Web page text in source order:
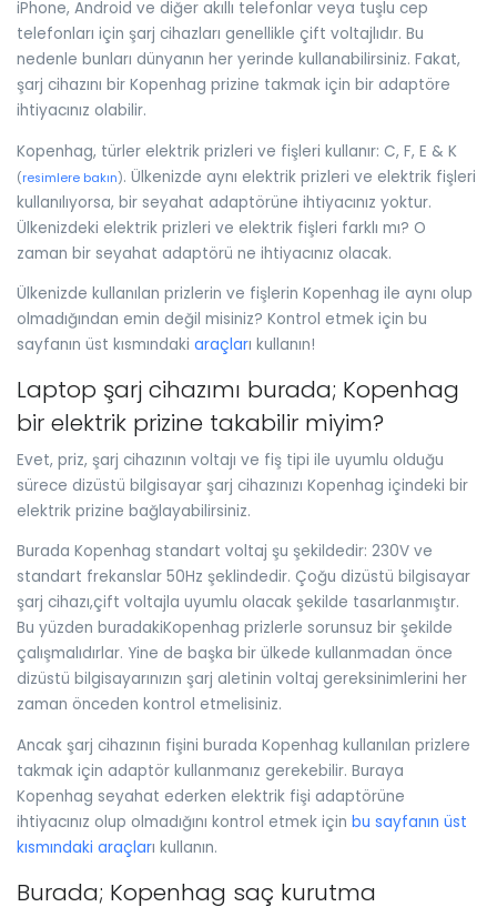
iPhone, Android ve diğer akıllı telefonlar veya tuşlu cep
telefonları için şarj cihazları genellikle çift voltajlıdır. Bu
nedenle bunları dünyanın her yerinde kullanabilirsiniz. Fakat,
şarj cihazını bir Kopenhag prizine takmak için bir adaptöre
ihtiyacınız olabilir.
Kopenhag, türler elektrik prizleri ve fişleri kullanır: C, F, E & K
(resimlere bakın). Ülkenizde aynı elektrik prizleri ve elektrik fişleri
kullanılıyorsa, bir seyahat adaptörüne ihtiyacınız yoktur.
Ülkenizdeki elektrik prizleri ve elektrik fişleri farklı mı? O
zaman bir seyahat adaptörü ne ihtiyacınız olacak.
Ülkenizde kullanılan prizlerin ve fişlerin Kopenhag ile aynı olup
olmadığından emin değil misiniz? Kontrol etmek için bu
sayfanın üst kısmındaki araçları kullanın!
Laptop şarj cihazımı burada; Kopenhag
bir elektrik prizine takabilir miyim?
Evet, priz, şarj cihazının voltajı ve fiş tipi ile uyumlu olduğu
sürece dizüstü bilgisayar şarj cihazınızı Kopenhag içindeki bir
elektrik prizine bağlayabilirsiniz.
Burada Kopenhag standart voltaj şu şekildedir: 230V ve
standart frekanslar 50Hz şeklindedir. Çoğu dizüstü bilgisayar
şarj cihazı,çift voltajla uyumlu olacak şekilde tasarlanmıştır.
Bu yüzden buradakiKopenhag prizlerle sorunsuz bir şekilde
çalışmalıdırlar. Yine de başka bir ülkede kullanmadan önce
dizüstü bilgisayarınızın şarj aletinin voltaj gereksinimlerini her
zaman önceden kontrol etmelisiniz.
Ancak şarj cihazının fişini burada Kopenhag kullanılan prizlere
takmak için adaptör kullanmanız gerekebilir. Buraya
Kopenhag seyahat ederken elektrik fişi adaptörüne
ihtiyacınız olup olmadığını kontrol etmek için bu sayfanın üst
kısmındaki araçları kullanın.
Burada; Kopenhag saç kurutma